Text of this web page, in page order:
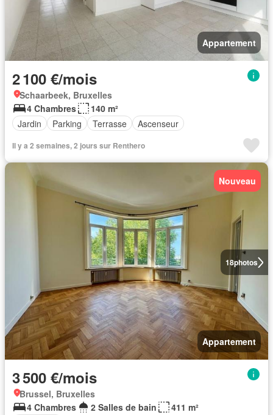
Appartement
2 100 €/mois
Schaarbeek, Bruxelles
4 Chambres
140 m²
Jardin
Parking Terrasse Ascenseur
Il y a 2 semaines, 2 jours sur Renthero
18photos
Nouveau
Appartement
3 500 €/mois
Brussel, Bruxelles
4 Chambres
2 Salles de bain
411 m²